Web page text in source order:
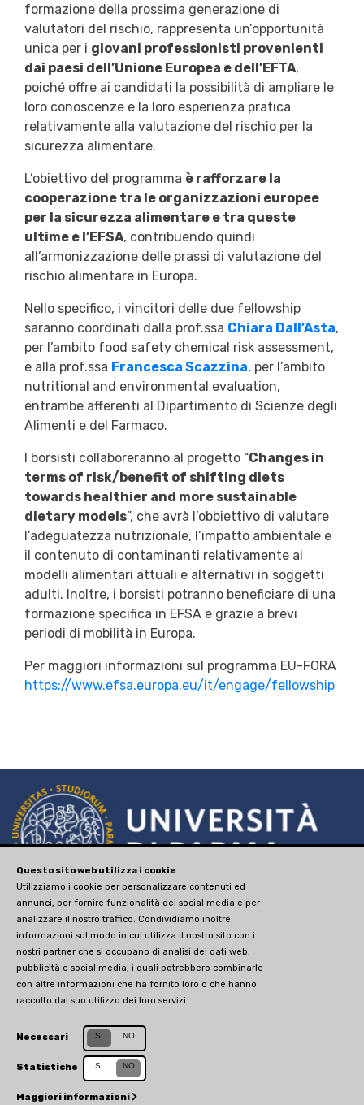
formazione della prossima generazione di
valutatori del rischio, rappresenta un’opportunità
unica per i giovani professionisti provenienti
dai paesi dell’Unione Europea e dell’EFTA,
poiché offre ai candidati la possibilità di ampliare le
loro conoscenze e la loro esperienza pratica
relativamente alla valutazione del rischio per la
sicurezza alimentare.
L’obiettivo del programma è rafforzare la
cooperazione tra le organizzazioni europee
per la sicurezza alimentare e tra queste
ultime e l’EFSA, contribuendo quindi
all’armonizzazione delle prassi di valutazione del
rischio alimentare in Europa.
Nello specifico, i vincitori delle due fellowship
saranno coordinati dalla prof.ssa Chiara Dall’Asta,
per l’ambito food safety chemical risk assessment,
e alla prof.ssa Francesca Scazzina, per l’ambito
nutritional and environmental evaluation,
entrambe afferenti al Dipartimento di Scienze degli
Alimenti e del Farmaco.
I borsisti collaboreranno al progetto “Changes in
terms of risk/benefit of shifting diets
towards healthier and more sustainable
dietary models”, che avrà l’obbiettivo di valutare
l’adeguatezza nutrizionale, l’impatto ambientale e
il contenuto di contaminanti relativamente ai
modelli alimentari attuali e alternativi in soggetti
adulti. Inoltre, i borsisti potranno beneficiare di una
formazione specifica in EFSA e grazie a brevi
periodi di mobilità in Europa.
Per maggiori informazioni sul programma EU-FORA
https://www.efsa.europa.eu/it/engage/fellowship
via Università, 12 - I 43121
P.IVA 00308780345
tel. +390521902111
advancedstudies@unipr.it
Sito aggiornato il 30 novembre 2020
Questo sito web utilizza i cookie
Utilizziamo i cookie per personalizzare contenuti ed
annunci, per fornire funzionalità dei social media e per
analizzare il nostro traffico. Condividiamo inoltre
informazioni sul modo in cui utilizza il nostro sito con i
nostri partner che si occupano di analisi dei dati web,
pubblicità e social media, i quali potrebbero combinarle
con altre informazioni che ha fornito loro o che hanno
raccolto dal suo utilizzo dei loro servizi.
Necessari SI NO
Statistiche SI NO
Maggiori informazioni